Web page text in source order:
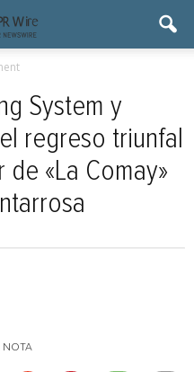
System y
regreso triunfal
«La Comay»
NOTA